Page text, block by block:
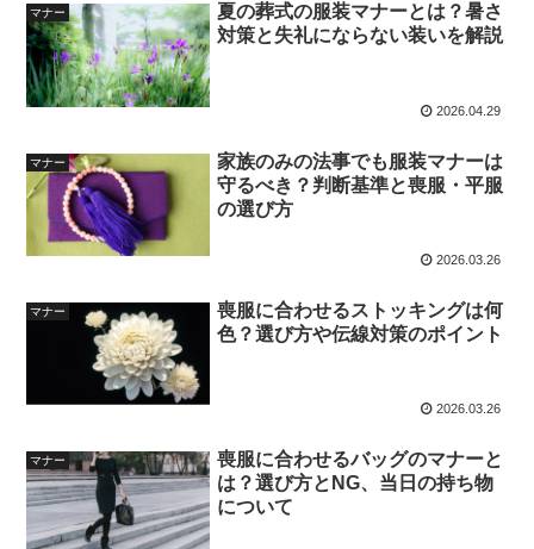
マナー
夏の葬式の服装マナーとは？暑さ
対策と失礼にならない装いを解説
2026.04.29
マナー
家族のみの法事でも服装マナーは
守るべき？判断基準と喪服・平服
の選び方
2026.03.26
マナー
喪服に合わせるストッキングは何
色？選び方や伝線対策のポイント
2026.03.26
マナー
喪服に合わせるバッグのマナーと
は？選び方とNG、当日の持ち物
について